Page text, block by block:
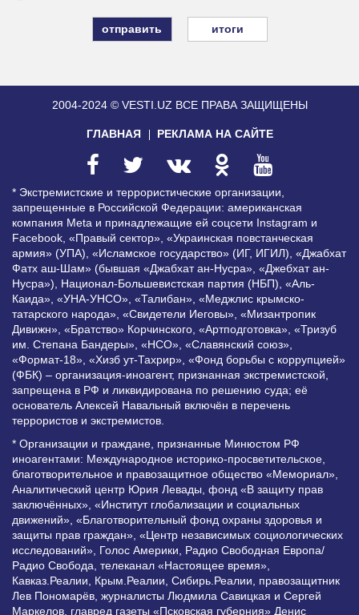
итоги
2004-2024 © VESTI.UZ ВСЕ ПРАВА ЗАЩИЩЕНЫ
ГЛАВНАЯ РЕКЛАМА НА САЙТЕ
* Экстремистские и террористические организации,
запрещенные в Российской Федерации: американская
компания Meta и принадлежащие ей соцсети Instagram и
Facebook, «Правый сектор», «Украинская повстанческая
армия» (УПА), «Исламское государство» (ИГ, ИГИЛ), «Джабхат
Фатх аш-Шам» (бывшая «Джабхат ан-Нусра», «Джебхат ан-
Нусра»), Национал-Большевистская партия (НБП), «Аль-
Каида», «УНА-УНСО», «Талибан», «Меджлис крымско-
татарского народа», «Свидетели Иеговы», «Мизантропик
Дивижн», «Братство» Корчинского, «Артподготовка», «Тризуб
им. Степана Бандеры», «НСО», «Славянский союз»,
«Формат-18», «Хизб ут-Тахрир», «Фонд борьбы с коррупцией»
(ФБК) – организация-иноагент, признанная экстремистской,
запрещена в РФ и ликвидирована по решению суда; её
основатель Алексей Навальный включён в перечень
террористов и экстремистов.
* Организации и граждане, признанные Минюстом РФ
иноагентами: Международное историко-просветительское,
благотворительное и правозащитное общество «Мемориал»,
Аналитический центр Юрия Левады, фонд «В защиту прав
заключённых», «Институт глобализации и социальных
движений», «Благотворительный фонд охраны здоровья и
защиты прав граждан», «Центр независимых социологических
исследований», Голос Америки, Радио Свободная Европа/
Радио Свобода, телеканал «Настоящее время»,
Кавказ.Реалии, Крым.Реалии, Сибирь.Реалии, правозащитник
Лев Пономарёв, журналисты Людмила Савицкая и Сергей
Маркелов, главред газеты «Псковская губерния» Денис